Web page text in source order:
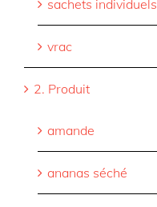
sachets individuels
vrac
2. Produit
amande
ananas séché